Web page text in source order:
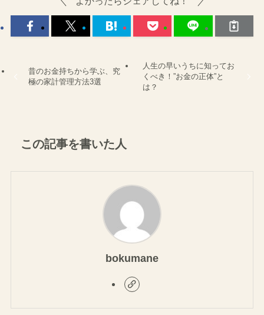
昔のお金持ちから学ぶ、究
極の家計管理方法3選
人生の早いうちに知ってお
くべき！”お金の正体”と
は？
この記事を書いた人
bokumane